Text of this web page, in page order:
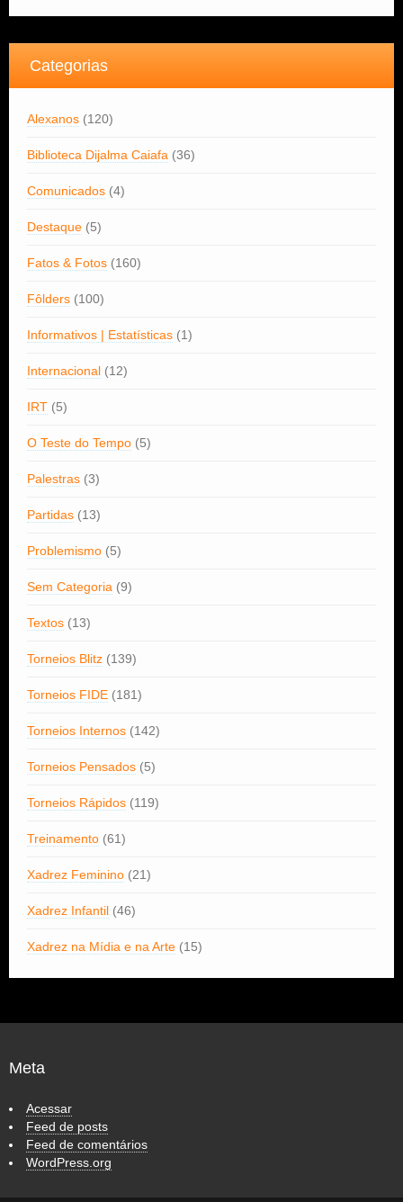
Categorias
Alexanos (120)
Biblioteca Dijalma Caiafa (36)
Comunicados (4)
Destaque (5)
Fatos & Fotos (160)
Fôlders (100)
Informativos | Estatísticas (1)
Internacional (12)
IRT (5)
O Teste do Tempo (5)
Palestras (3)
Partidas (13)
Problemismo (5)
Sem Categoria (9)
Textos (13)
Torneios Blitz (139)
Torneios FIDE (181)
Torneios Internos (142)
Torneios Pensados (5)
Torneios Rápidos (119)
Treinamento (61)
Xadrez Feminino (21)
Xadrez Infantil (46)
Xadrez na Mídia e na Arte (15)
Meta
Acessar
Feed de posts
Feed de comentários
WordPress.org